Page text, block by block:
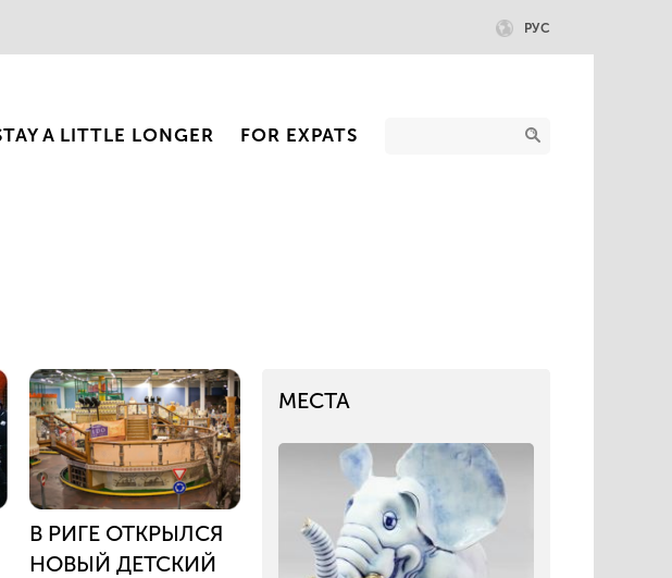
РУС
A LITTLE LONGER FOR EXPATS
В РИГЕ ОТКРЫЛСЯ
НОВЫЙ ДЕТСКИЙ
МЕСТА